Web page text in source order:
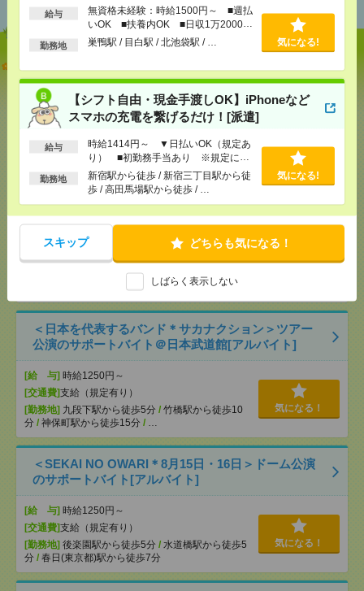
給与
無資格未経験：時給1500円～ ■週払
いOK ■扶養内OK ■日収1万2000円
以上
勤務地 巣鴨駅 / 目白駅 / 北池袋駅 / … 気になる!
【シフト自由・現金手渡しOK】iPhoneなど
スマホの充電を繋げるだけ！[派遣]
給与
時給1414円～ ▼日払いOK（規定あ
り） ■初勤務手当あり ※規定によ
る
勤務地
新宿駅から徒歩 / 新宿三丁目駅から徒
歩 / 高田馬場駅から徒歩 / …
気になる!
スキップ どちらも気になる！
しばらく表示しない
いも仕事の1つ[派遣]
[給 与]
無資格未経験：時給1500円～ ■週払い
OK ■扶養内OK ■日収1万2000円以上
[交通費]
交通費全額支給
巣鴨駅/ 目白駅/北池袋駅/ …
【シフト自由・現金手渡しOK】iPhoneなどスマホの
充電を繋げるだけ！[派遣]
[給 与]時給1414円～ ▼日払いOK（規定あ
り） ■初勤務手当あり ※規定による
新宿駅から徒歩 新宿三丁目駅から徒歩
…
＜日本を代表するバンド＊サカナクション＞ツアー
公演のサポートバイト＠日本武道館[アルバイト]
[給 与] 時給1250円～
[交通費]支給（規定有り）
[勤務地] 九段下駅から徒歩5分 / 竹橋駅から徒歩10
分 / 神保町駅から徒歩15分 / …
気になる！
＜SEKAI NO OWARI＊8月15日・16日＞ドーム公演
のサポートバイト[アルバイト]
[給 与] 時給1250円～
[交通費]支給（規定有り）
[勤務地] 後楽園駅から徒歩5分 / 水道橋駅から徒歩5
分 / 春日(東京都)駅から徒歩7分
気になる！